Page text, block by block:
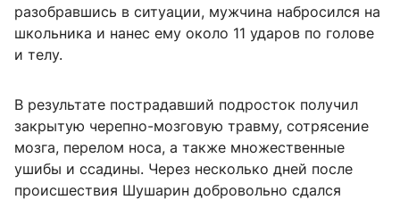
разобравшись в ситуации, мужчина набросился на
школьника и нанес ему около 11 ударов по голове
и телу.
В результате пострадавший подросток получил
закрытую черепно-мозговую травму, сотрясение
мозга, перелом носа, а также множественные
ушибы и ссадины. Через несколько дней после
происшествия Шушарин добровольно сдался